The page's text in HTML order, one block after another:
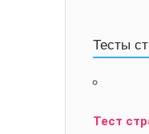
Тесты
Тест